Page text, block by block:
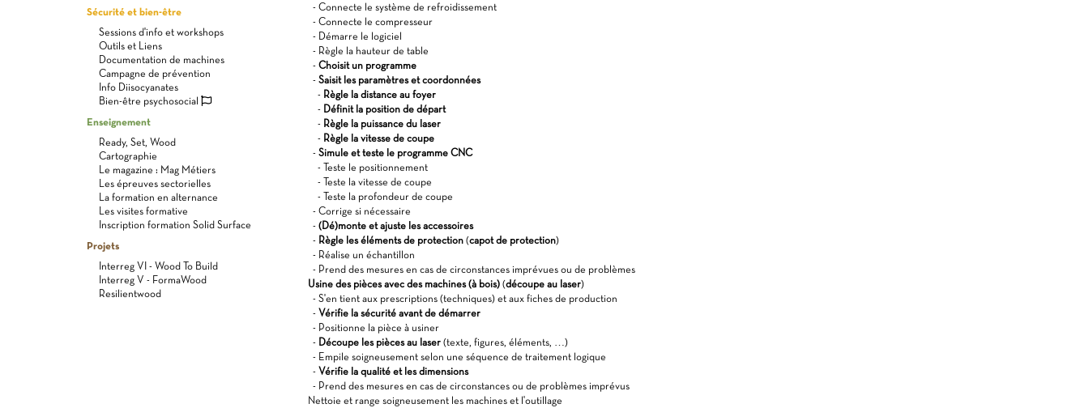
Sécurité et bien-être
Sessions d'info et workshops
Outils et Liens
Documentation de machines
Campagne de prévention
Info Diisocyanates
Bien-être psychosocial
Enseignement
Ready, Set, Wood
Cartographie
Le magazine : Mag Métiers
Les épreuves sectorielles
La formation en alternance
Les visites formative
Inscription formation Solid Surface
Projets
Interreg VI - Wood To Build
Interreg V - FormaWood
Resilientwood
- Connecte le système de refroidissement
- Connecte le compresseur
- Démarre le logiciel
- Règle la hauteur de table
- Choisit un programme
- Saisit les paramètres et coordonnées
- Règle la distance au foyer
- Définit la position de départ
- Règle la puissance du laser
- Règle la vitesse de coupe
- Simule et teste le programme CNC
- Teste le positionnement
- Teste la vitesse de coupe
- Teste la profondeur de coupe
- Corrige si nécessaire
- (Dé)monte et ajuste les accessoires
- Règle les éléments de protection(capot de protection)
- Réalise un échantillon
- Prend des mesures en cas de circonstances imprévues ou de problèmes
Usine des pièces avec des machines (à bois)(découpe au laser)
- S'en tient aux prescriptions (techniques) et aux fiches de production
- Vérifie la sécurité avant de démarrer
- Positionne la pièce à usiner
- Découpe les pièces au laser(texte, figures, éléments, …)
- Empile soigneusement selon une séquence de traitement logique
- Vérifie la qualité et les dimensions
- Prend des mesures en cas de circonstances ou de problèmes imprévus
Nettoie et range soigneusement les machines et l'outillage